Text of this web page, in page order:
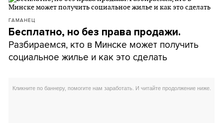
ГАМАНЕЦ
Бесплатно, но без права продажи.
Разбираемся, кто в Минске может получить
социальное жилье и как это сделать